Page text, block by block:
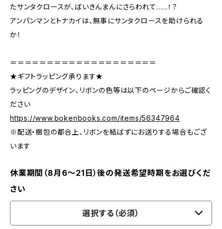
たサンタクロースが、ばいきんまんにさらわれて……！？
アンパンマンとトナカイは、無事にサンタクロースを助けられる
か！
＝＝＝＝＝＝＝＝＝＝＝＝＝＝＝＝＝＝＝＝
★ギフトラッピング承ります★
ラッピングのデザイン、リボンの色等は以下のページからご確認く
ださい
https://www.bokenbooks.com/items/56347964
※配送・梱包の都合上、リボンを結ばずにお送りする場合もござ
います
休業期間（8月6〜21日）後の発送希望時期をお選びくだ
さい
選択する（必須）